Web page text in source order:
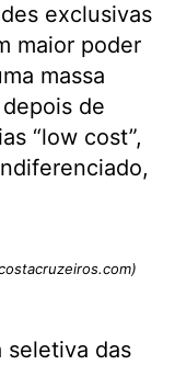
exclusivas
maior poder
massa
de
“low cost”,
seletiva das